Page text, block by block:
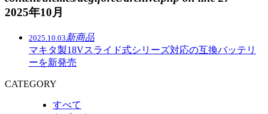
2025年10月
2025.10.03 新商品
マキタ製18Vスライド式シリーズ対応の互換バッテリ
ーを新発売
CATEGORY
すべて